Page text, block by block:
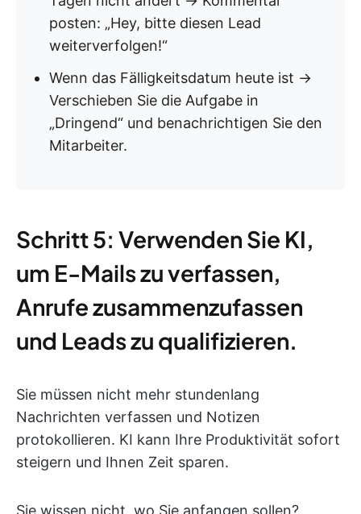
posten: „Hey, bitte diesen Lead
weiterverfolgen!“
Wenn das Fälligkeitsdatum heute ist →
Verschieben Sie die Aufgabe in
„Dringend“ und benachrichtigen Sie den
Mitarbeiter.
Schritt 5: Verwenden Sie KI,
um E-Mails zu verfassen,
Anrufe zusammenzufassen
und Leads zu qualifizieren.
Sie müssen nicht mehr stundenlang
Nachrichten verfassen und Notizen
protokollieren. KI kann Ihre Produktivität sofort
steigern und Ihnen Zeit sparen.
Sie wissen nicht, wo Sie anfangen sollen?